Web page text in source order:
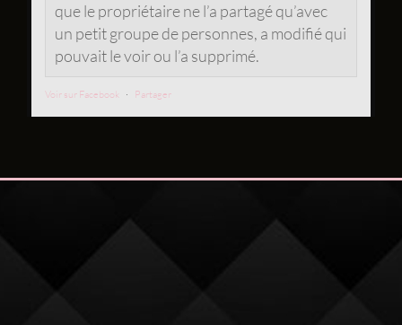
que le propriétaire ne l’a partagé qu’avec
un petit groupe de personnes, a modifié qui
pouvait le voir ou l’a supprimé.
Voir sur Facebook · Partager